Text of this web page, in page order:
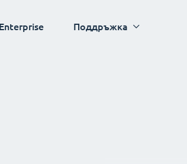
Enterprise Поддръжка